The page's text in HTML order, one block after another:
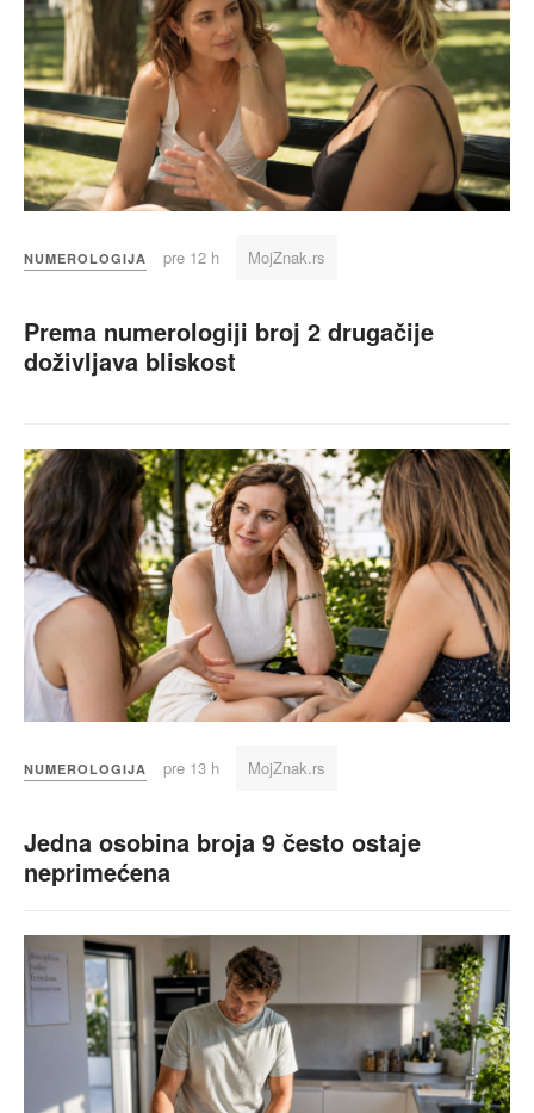
NUMEROLOGIJA pre 12 h MojZnak.rs
Prema numerologiji broj 2 drugačije
doživljava bliskost
NUMEROLOGIJA pre 13 h MojZnak.rs
Jedna osobina broja 9 često ostaje
neprimećena